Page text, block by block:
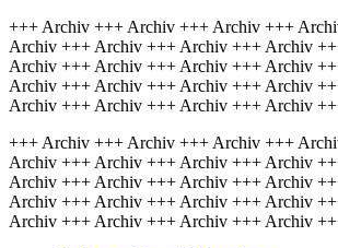
+++ Archiv +++ Archiv +++ Archiv +++
Archiv +++ Archiv +++ Archiv +++ Archiv
Archiv +++ Archiv +++ Archiv +++ Archiv
Archiv +++ Archiv +++ Archiv +++ Archiv
Archiv +++ Archiv +++ Archiv +++ Archiv
+++ Archiv +++ Archiv +++ Archiv +++
Archiv +++ Archiv +++ Archiv +++ Archiv
Archiv +++ Archiv +++ Archiv +++ Archiv
Archiv +++ Archiv +++ Archiv +++ Archiv
Archiv +++ Archiv +++ Archiv +++ Archiv